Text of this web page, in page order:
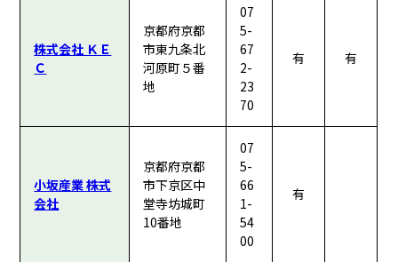
株式会社 ＫＥ
Ｃ
京都府京都
市東九条北
河原町５番
地
07
5-
67
2-
23
70
有 有
小坂産業 株式
会社
京都府京都
市下京区中
堂寺坊城町
10番地
07
5-
66
1-
54
00
有